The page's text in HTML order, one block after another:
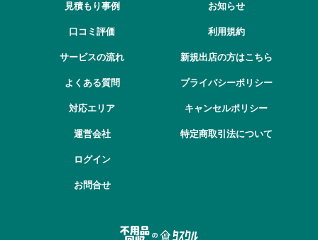
見積もり事例
口コミ評価
サービスの流れ
よくある質問
対応エリア
運営会社
ログイン
お問合せ
お知らせ
利用規約
新規出店の方はこちら
プライバシーポリシー
キャンセルポリシー
特定商取引法について